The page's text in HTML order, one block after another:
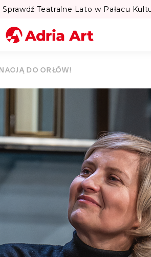
Sprawdź Teatralne Lato w Pałacu
DO ORŁÓW!